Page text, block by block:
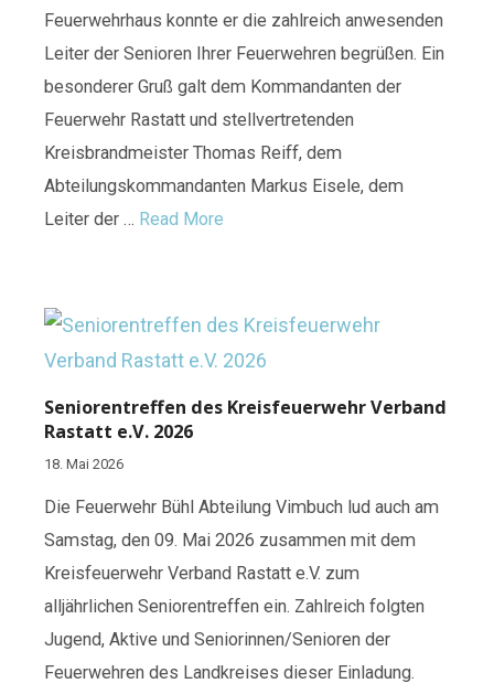
Feuerwehrhaus konnte er die zahlreich anwesenden
Leiter der Senioren Ihrer Feuerwehren begrüßen. Ein
besonderer Gruß galt dem Kommandanten der
Feuerwehr Rastatt und stellvertretenden
Kreisbrandmeister Thomas Reiff, dem
Abteilungskommandanten Markus Eisele, dem
Leiter der … Read More
Seniorentreffen des Kreisfeuerwehr Verband
Rastatt e.V. 2026
18. Mai 2026
Die Feuerwehr Bühl Abteilung Vimbuch lud auch am
Samstag, den 09. Mai 2026 zusammen mit dem
Kreisfeuerwehr Verband Rastatt e.V. zum
alljährlichen Seniorentreffen ein. Zahlreich folgten
Jugend, Aktive und Seniorinnen/Senioren der
Feuerwehren des Landkreises dieser Einladung.